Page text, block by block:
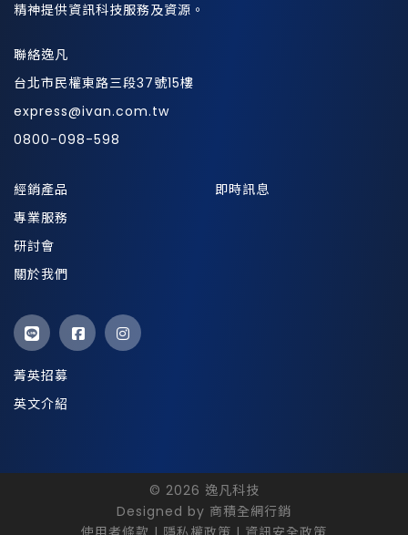
精神提供資訊科技服務及資源。
聯絡逸凡
台北市民權東路三段37號15樓
express@ivan.com.tw
0800-098-598
經銷產品
專業服務
研討會
關於我們
即時訊息
菁英招募
英文介紹
© 2026 逸凡科技
Designed by 商積全網行銷